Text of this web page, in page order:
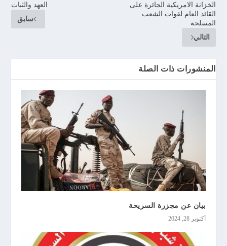
العهد والثبات
سابق
الخزانة الامريكية الجائرة على
القائد العام لقوات الشعب
المسلحة
التالي
المنشورات ذات الصلة
بيان عن مجزرة السريحة
أكتوبر 28, 2024